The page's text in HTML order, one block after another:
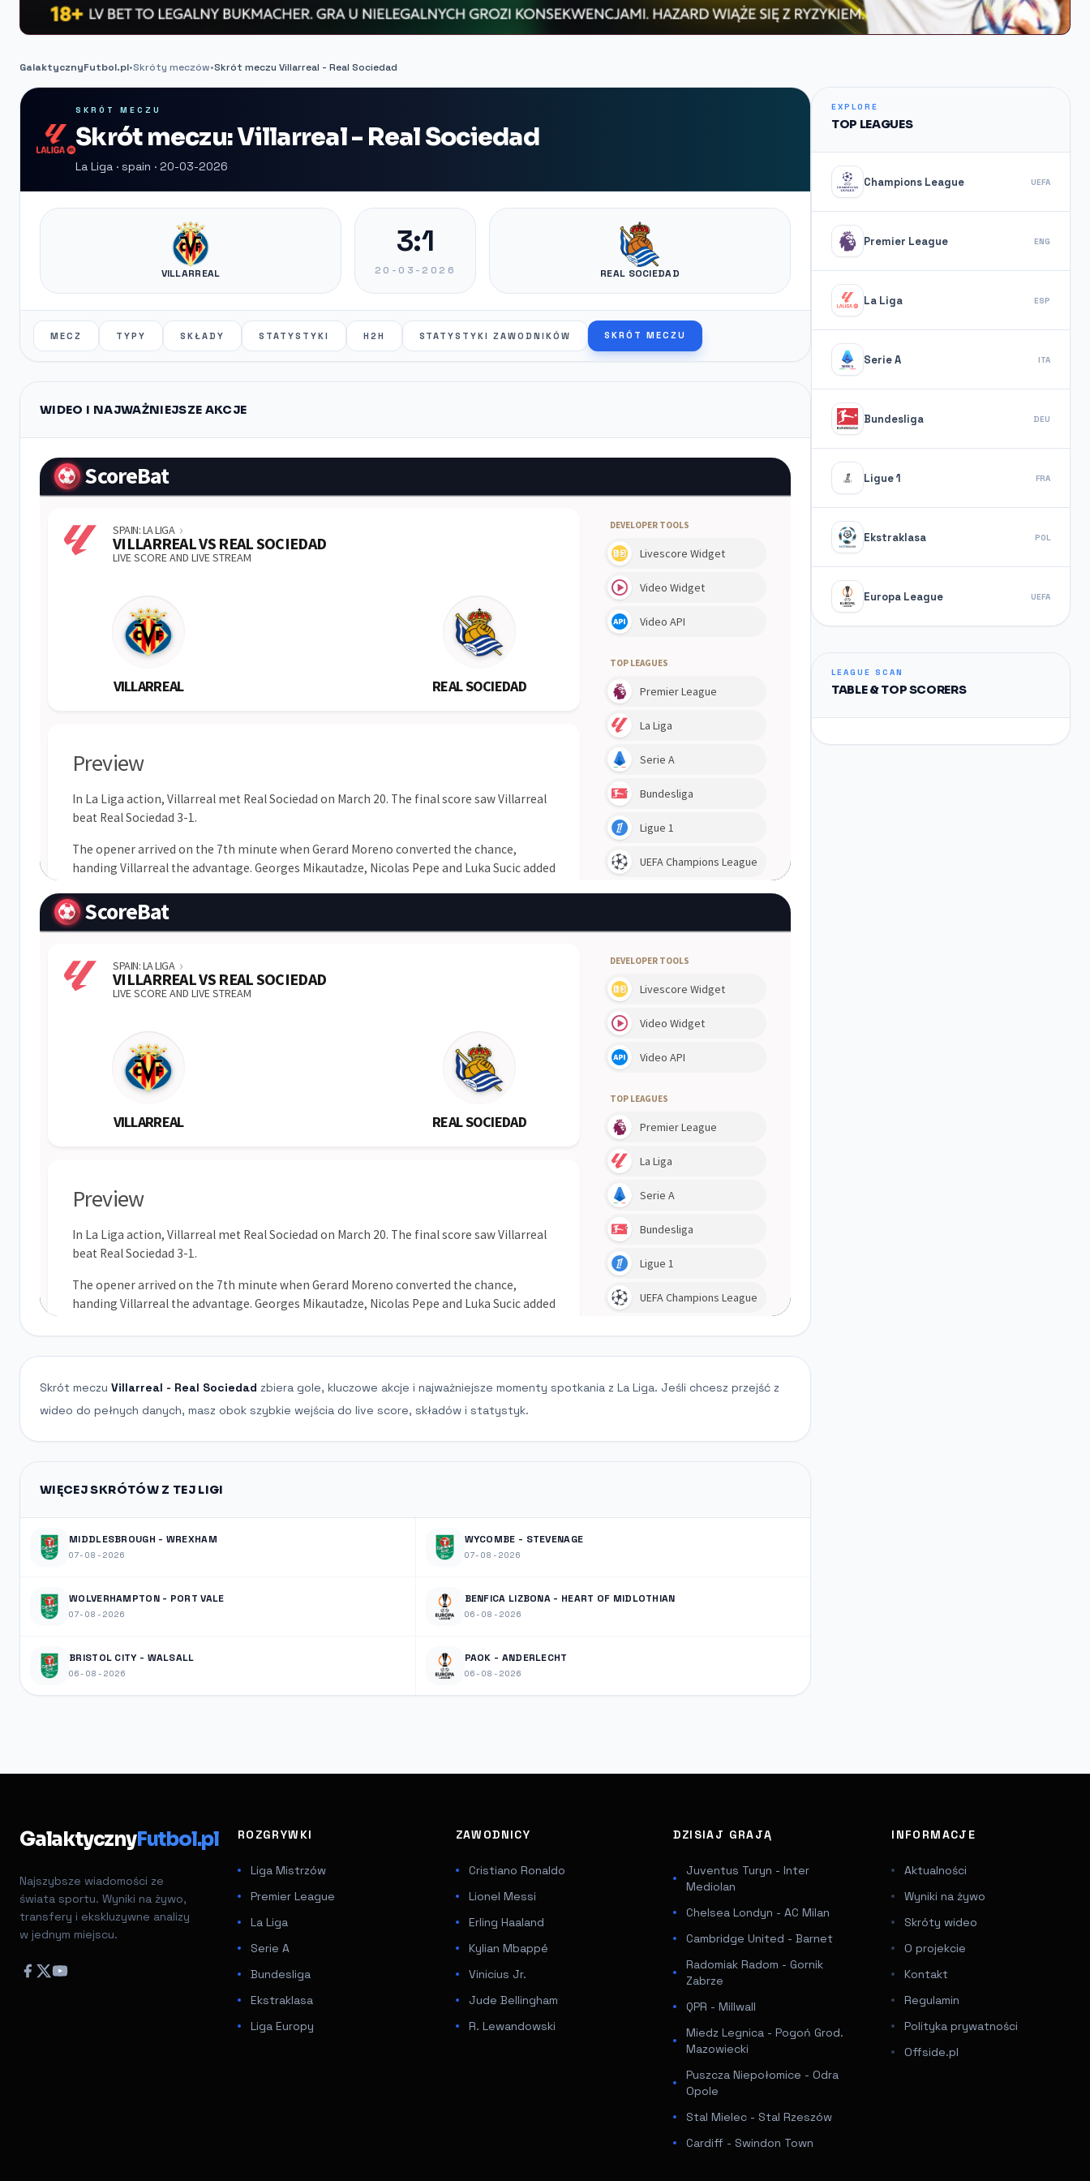
GalaktycznyFutbol.pl•Skróty meczów•Skrót meczu Villarreal - Real Sociedad
SKRÓT MECZU
Skrót meczu: Villarreal - Real Sociedad
La Liga · spain · 20-03-2026
VILLARREAL
3:1
20-03-2026 REAL SOCIEDAD
MECZ TYPY SKŁADY STATYSTYKI H2H STATYSTYKI ZAWODNIKÓW SKRÓT MECZU
WIDEO I NAJWAŻNIEJSZE AKCJE
Skrót meczu Villarreal - Real Sociedad zbiera gole, kluczowe akcje i najważniejsze momenty spotkania z La Liga. Jeśli chcesz przejść z
wideo do pełnych danych, masz obok szybkie wejścia do live score, składów i statystyk.
WIĘCEJ SKRÓTÓW Z TEJ LIGI
MIDDLESBROUGH - WREXHAM
07-08-2026
WYCOMBE - STEVENAGE
07-08-2026
WOLVERHAMPTON - PORT VALE
07-08-2026
BENFICA LIZBONA - HEART OF MIDLOTHIAN
06-08-2026
BRISTOL CITY - WALSALL
06-08-2026
PAOK - ANDERLECHT
06-08-2026
EXPLORE
TOP LEAGUES
Champions League UEFA
Premier League ENG
La Liga ESP
Serie A ITA
Bundesliga DEU
Ligue 1 FRA
Ekstraklasa POL
Europa League UEFA
LEAGUE SCAN
TABLE & TOP SCORERS
GalaktycznyFutbol.pl
Najszybsze wiadomości ze
świata sportu. Wyniki na żywo,
transfery i ekskluzywne analizy
w jednym miejscu.
ROZGRYWKI
Liga Mistrzów
Premier League
La Liga
Serie A
Bundesliga
Ekstraklasa
Liga Europy
ZAWODNICY
Cristiano Ronaldo
Lionel Messi
Erling Haaland
Kylian Mbappé
Vinicius Jr.
Jude Bellingham
R. Lewandowski
DZISIAJ GRAJĄ
Juventus Turyn - Inter
Mediolan
Chelsea Londyn - AC Milan
Cambridge United - Barnet
Radomiak Radom - Gornik
Zabrze
QPR - Millwall
Miedz Legnica - Pogoń Grod.
Mazowiecki
Puszcza Niepołomice - Odra
Opole
Stal Mielec - Stal Rzeszów
Cardiff - Swindon Town
INFORMACJE
Aktualności
Wyniki na żywo
Skróty wideo
O projekcie
Kontakt
Regulamin
Polityka prywatności
Offside.pl